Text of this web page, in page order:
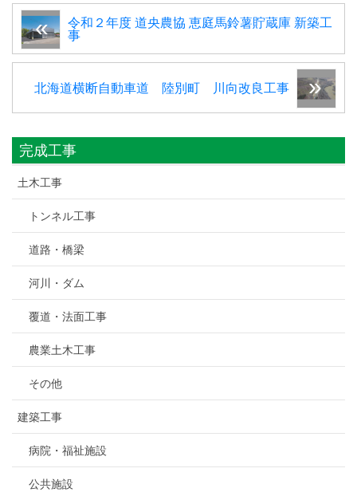
令和２年度 道央農協 恵庭馬鈴薯貯蔵庫 新築工
事
北海道横断自動車道 陸別町 川向改良工事
完成工事
土木工事
トンネル工事
道路・橋梁
河川・ダム
覆道・法面工事
農業土木工事
その他
建築工事
病院・福祉施設
公共施設